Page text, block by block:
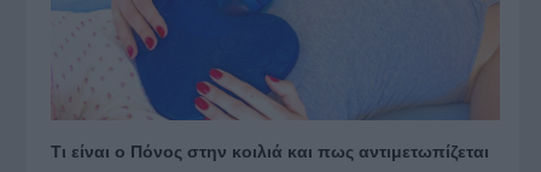
Τι είναι ο Πόνος στην κοιλιά και πως αντιμετωπίζεται